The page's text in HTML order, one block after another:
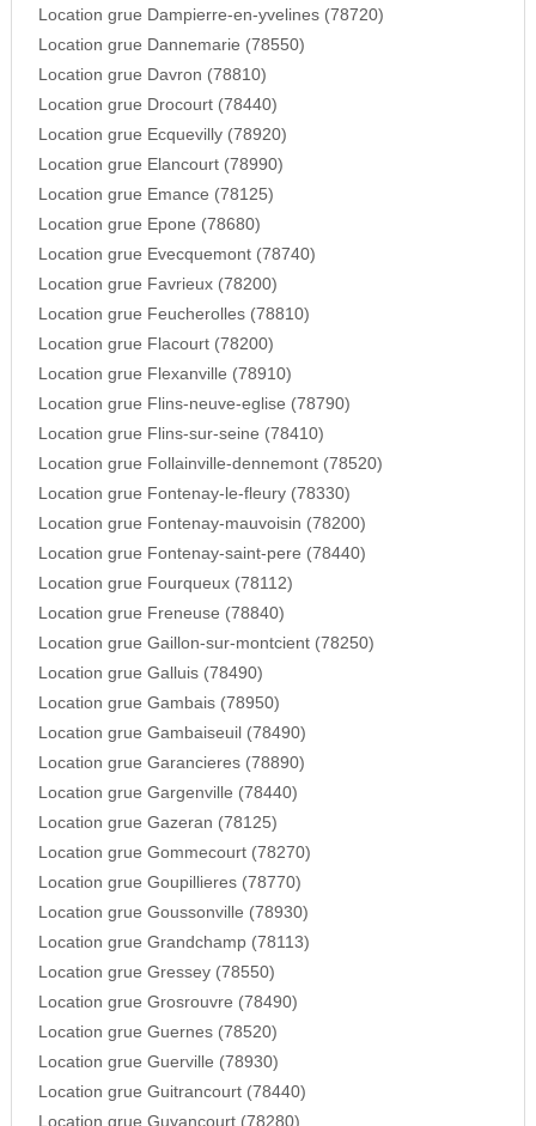
Location grue Dampierre-en-yvelines (78720)
Location grue Dannemarie (78550)
Location grue Davron (78810)
Location grue Drocourt (78440)
Location grue Ecquevilly (78920)
Location grue Elancourt (78990)
Location grue Emance (78125)
Location grue Epone (78680)
Location grue Evecquemont (78740)
Location grue Favrieux (78200)
Location grue Feucherolles (78810)
Location grue Flacourt (78200)
Location grue Flexanville (78910)
Location grue Flins-neuve-eglise (78790)
Location grue Flins-sur-seine (78410)
Location grue Follainville-dennemont (78520)
Location grue Fontenay-le-fleury (78330)
Location grue Fontenay-mauvoisin (78200)
Location grue Fontenay-saint-pere (78440)
Location grue Fourqueux (78112)
Location grue Freneuse (78840)
Location grue Gaillon-sur-montcient (78250)
Location grue Galluis (78490)
Location grue Gambais (78950)
Location grue Gambaiseuil (78490)
Location grue Garancieres (78890)
Location grue Gargenville (78440)
Location grue Gazeran (78125)
Location grue Gommecourt (78270)
Location grue Goupillieres (78770)
Location grue Goussonville (78930)
Location grue Grandchamp (78113)
Location grue Gressey (78550)
Location grue Grosrouvre (78490)
Location grue Guernes (78520)
Location grue Guerville (78930)
Location grue Guitrancourt (78440)
Location grue Guyancourt (78280)